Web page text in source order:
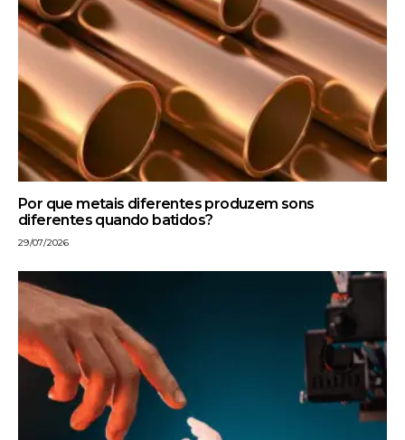
Por que metais diferentes produzem sons
diferentes quando batidos?
29/07/2026